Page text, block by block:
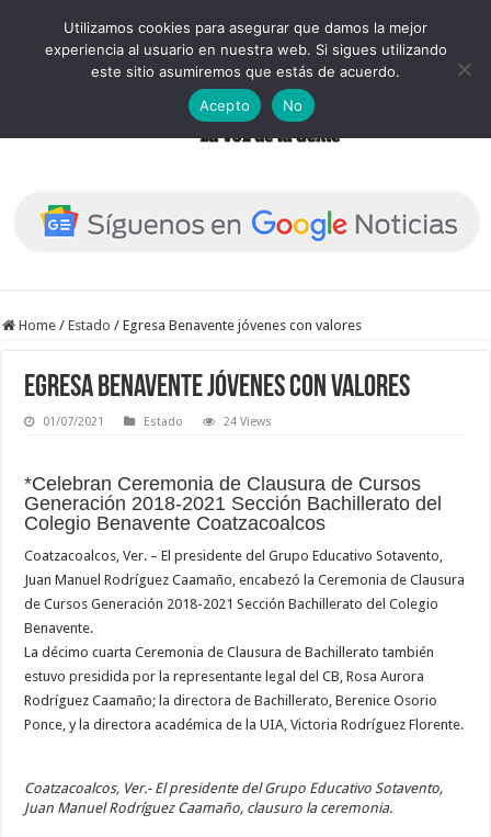
Home / Estado / Egresa Benavente jóvenes con valores
Egresa Benavente jóvenes con valores
01/07/2021 Estado 24 Views
*Celebran Ceremonia de Clausura de Cursos
Generación 2018-2021 Sección Bachillerato del
Colegio Benavente Coatzacoalcos
Coatzacoalcos, Ver. – El presidente del Grupo Educativo Sotavento,
Juan Manuel Rodríguez Caamaño, encabezó la Ceremonia de Clausura
de Cursos Generación 2018-2021 Sección Bachillerato del Colegio
Benavente.
La décimo cuarta Ceremonia de Clausura de Bachillerato también
estuvo presidida por la representante legal del CB, Rosa Aurora
Rodríguez Caamaño; la directora de Bachillerato, Berenice Osorio
Ponce, y la directora académica de la UIA, Victoria Rodríguez Florente.
Coatzacoalcos, Ver.- El presidente del Grupo Educativo Sotavento,
Juan Manuel Rodríguez Caamaño, clausuro la ceremonia.
Utilizamos cookies para asegurar que damos la mejor
experiencia al usuario en nuestra web. Si sigues utilizando
este sitio asumiremos que estás de acuerdo.
Acepto
No